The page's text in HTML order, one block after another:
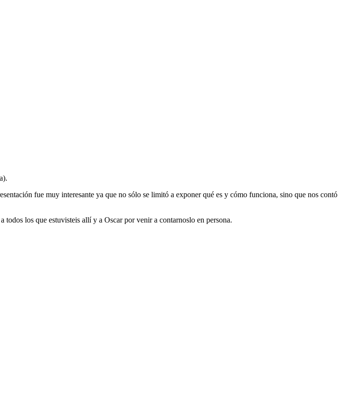
fue muy interesante ya que no sólo se limitó a exponer qué es y cómo funciona, sino que nos contó
los que estuvisteis allí y a Oscar por venir a contarnoslo en persona.